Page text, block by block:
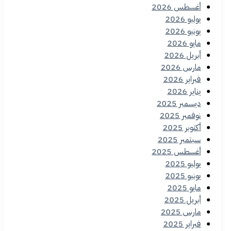
أغسطس 2026
يوليو 2026
يونيو 2026
مايو 2026
أبريل 2026
مارس 2026
فبراير 2026
يناير 2026
ديسمبر 2025
نوفمبر 2025
أكتوبر 2025
سبتمبر 2025
أغسطس 2025
يوليو 2025
يونيو 2025
مايو 2025
أبريل 2025
مارس 2025
فبراير 2025